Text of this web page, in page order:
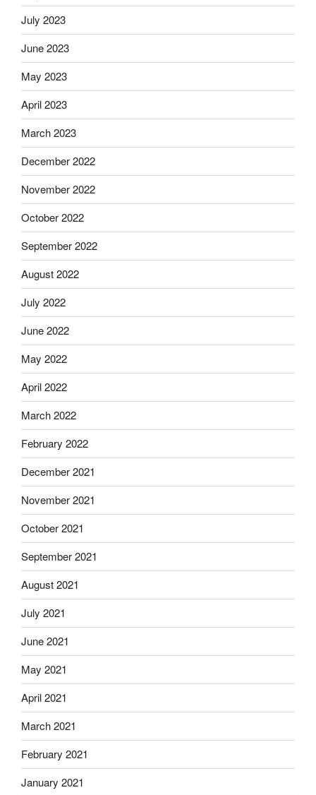
July 2023
June 2023
May 2023
April 2023
March 2023
December 2022
November 2022
October 2022
September 2022
August 2022
July 2022
June 2022
May 2022
April 2022
March 2022
February 2022
December 2021
November 2021
October 2021
September 2021
August 2021
July 2021
June 2021
May 2021
April 2021
March 2021
February 2021
January 2021